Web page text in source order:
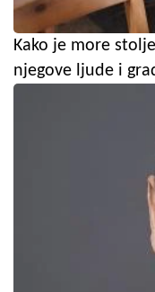
Kako je more
njegove ljude i